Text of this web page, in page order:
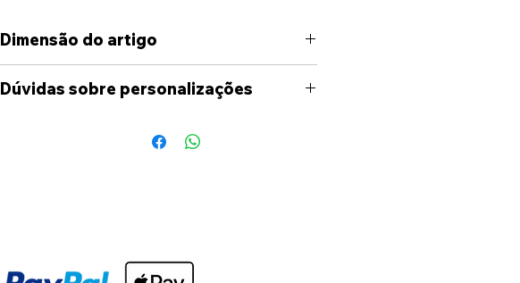
Dimensão do artigo
6.50cm x 6.70cm
Dúvidas sobre personalizações
das opções disponíveis no site, por favor
suas ideia e caso seja necessário ser-lhe-á